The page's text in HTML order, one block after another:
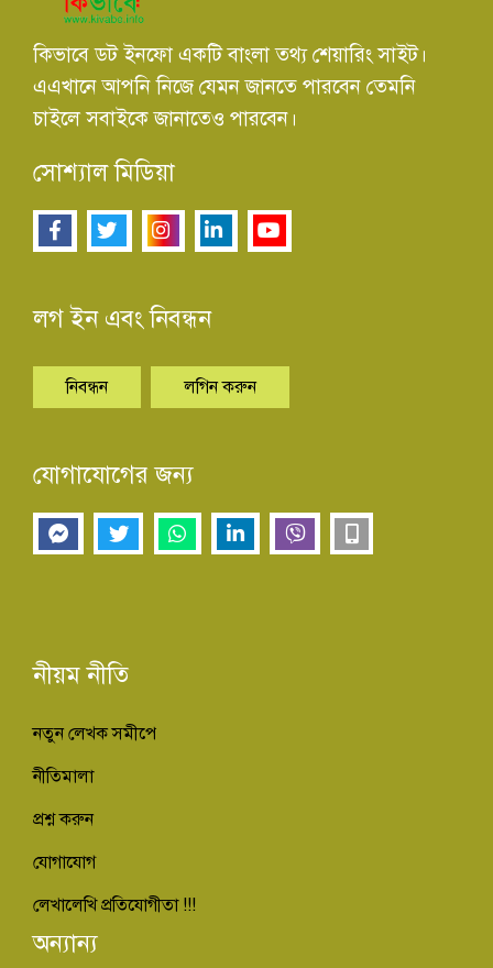
কিভাবে ডট ইনফো একটি বাংলা তথ্য শেয়ারিং সাইট।
এএখানে আপনি নিজে যেমন জানতে পারবেন তেমনি
চাইলে সবাইকে জানাতেও পারবেন।
সোশ্যাল মিডিয়া
লগ ইন এবং নিবন্ধন
নিবন্ধন লগিন করুন
যোগাযোগের জন্য
নীয়ম নীতি
নতুন লেখক সমীপে
নীতিমালা
প্রশ্ন করুন
যোগাযোগ
লেখালেখি প্রতিযোগীতা !!!
অন্যান্য